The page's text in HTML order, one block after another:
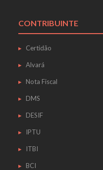
CONTRIBUINTE
Certidão
Alvará
Nota Fiscal
DMS
DESIF
IPTU
ITBI
BCI